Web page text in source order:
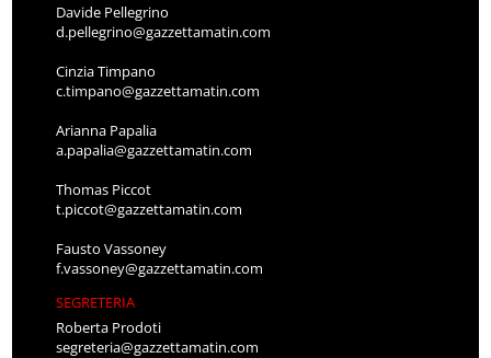
Davide Pellegrino
d.pellegrino@gazzettamatin.com
Cinzia Timpano
c.timpano@gazzettamatin.com
Arianna Papalia
a.papalia@gazzettamatin.com
Thomas Piccot
t.piccot@gazzettamatin.com
Fausto Vassoney
f.vassoney@gazzettamatin.com
SEGRETERIA
Roberta Prodoti
segreteria@gazzettamatin.com